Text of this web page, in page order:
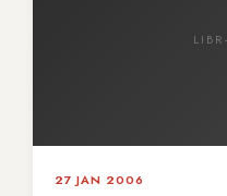
27 JAN 2006